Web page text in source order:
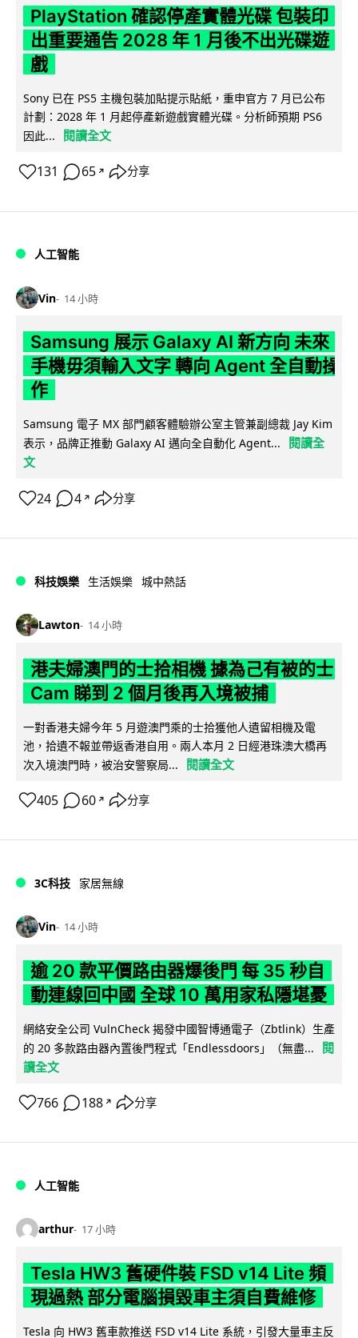
PlayStation 確認停產實體光碟 包裝印
出重要通告 2028 年 1 月後不出光碟遊
戲
Sony 已在 PS5 主機包裝加貼提示貼紙，重申官方 7 月已公布
計劃：2028 年 1 月起停產新遊戲實體光碟。分析師預期 PS6
因此...
閱讀全文
131 65 ↗ 分享
人工智能
Vin 14 小時
Samsung 展示 Galaxy AI 新方向 未來
手機毋須輸入文字 轉向 Agent 全自動操
作
Samsung 電子 MX 部門顧客體驗辦公室主管兼副總裁 Jay Kim
表示，品牌正推動 Galaxy AI 邁向全自動化 Agent...
閱讀全
文
24 4 ↗ 分享
科技娛樂 生活娛樂 城中熱話
Lawton 14 小時
港夫婦澳門的士拾相機 據為己有被的士
Cam 睇到 2 個月後再入境被捕
一對香港夫婦今年 5 月遊澳門乘的士拾獲他人遺留相機及電
池，拾遺不報並帶返香港自用。兩人本月 2 日經港珠澳大橋再
次入境澳門時，被治安警察局...
閱讀全文
405 60 ↗ 分享
3C科技 家居無線
Vin 14 小時
逾 20 款平價路由器爆後門 每 35 秒自
動連線回中國 全球 10 萬用家私隱堪憂
網絡安全公司 VulnCheck 揭發中國智博通電子（Zbtlink）生產
的 20 多款路由器內置後門程式「Endlessdoors」（無盡...
閱
讀全文
766 188 ↗ 分享
人工智能
arthur 17 小時
Tesla HW3 舊硬件裝 FSD v14 Lite 頻
現過熱 部分電腦損毀車主須自費維修
Tesla 向 HW3 舊車款推送 FSD v14 Lite 系統，引發大量車主反